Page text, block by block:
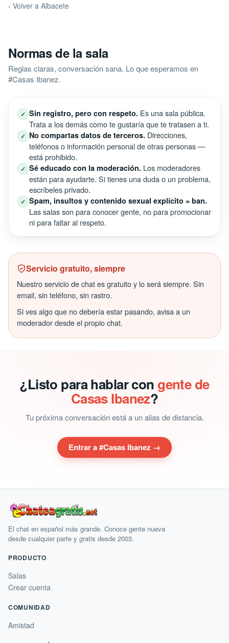
‹ Volver a Albacete
Normas de la sala
Reglas claras, conversación sana. Lo que esperamos en
#Casas Ibanez.
✓ Sin registro, pero con respeto. Es una sala pública.
Trata a los demás como te gustaría que te tratasen a ti.
✓ No compartas datos de terceros. Direcciones,
teléfonos o información personal de otras personas —
está prohibido.
✓ Sé educado con la moderación. Los moderadores
están para ayudarte. Si tienes una duda o un problema,
escríbeles privado.
✓ Spam, insultos y contenido sexual explícito = ban.
Las salas son para conocer gente, no para promocionar
ni para faltar al respeto.
Servicio gratuito, siempre
Nuestro servicio de chat es gratuito y lo será siempre. Sin
email, sin teléfono, sin rastro.
Si ves algo que no debería estar pasando, avisa a un
moderador desde el propio chat.
¿Listo para hablar con gente de
Casas Ibanez?
Tu próxima conversación está a un alias de distancia.
Entrar a #Casas Ibanez →
El chat en español más grande. Conoce gente nueva
desde cualquier parte y gratis desde 2003.
PRODUCTO
Salas
Crear cuenta
COMUNIDAD
Amistad